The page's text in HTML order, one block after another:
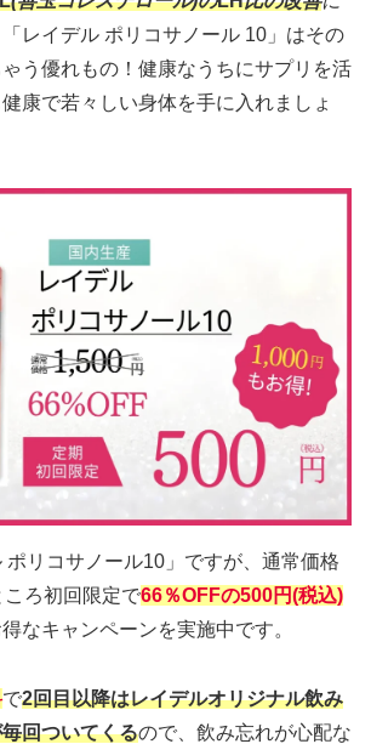
「レイデル ポリコサノール 10」はその
う優れもの！健康なうちにサプリを活
康で若々しい身体を手に入れましょ
ポリコサノール10」ですが、通常価格
ろ初回限定で66％OFFの500円(税込)
なキャンペーンを実施中です。
で2回目以降はレイデルオリジナル飲み
回ついてくるので、飲み忘れが心配な